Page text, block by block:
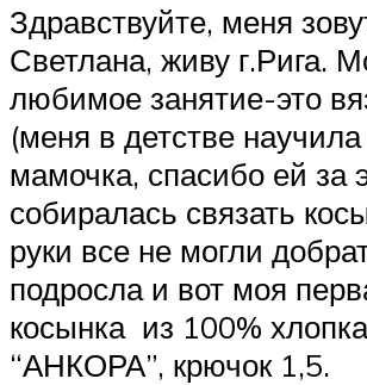
Здравствуйте, меня
Светлана, живу г.Рига.
любимое занятие-это
(меня в детстве
мамочка, спасибо ей за
собиралась связать
руки все не могли
подросла и вот моя
косынка из 100% хлопка
“АНКОРА”, крючок 1,5.